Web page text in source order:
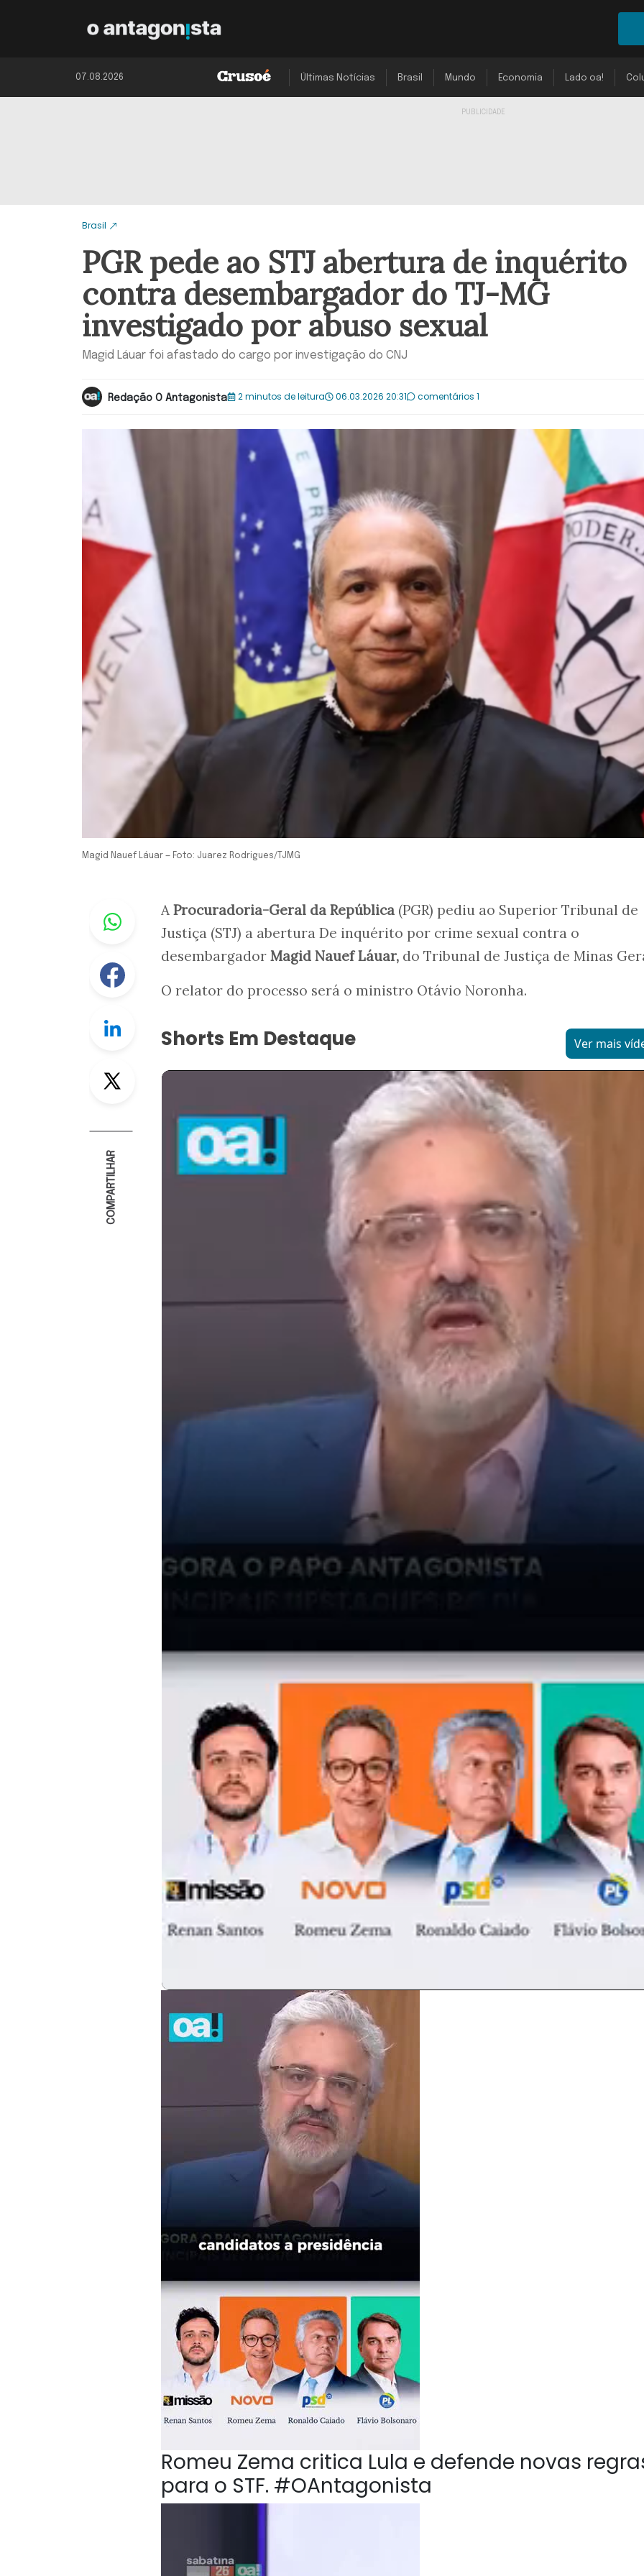
07.08.2026 Últimas Notícias Brasil Mundo Economia Lado oa!
Brasil
PGR pede ao STJ abertura de inquérito
contra desembargador do TJ-MG
investigado por abuso sexual
Magid Láuar foi afastado do cargo por investigação do CNJ
Redação O Antagonista 2 minutos de leitura 06.03.2026 20:31 comentários 1
Magid Nauef Láuar — Foto: Juarez Rodrigues/TJMG
Whastapp
Facebook
Twitter
COMPARTILHAR
A Procuradoria-Geral da República (PGR) pediu ao Superior Tribunal de
Justiça (STJ) a abertura De inquérito por crime sexual contra o
desembargador Magid Nauef Láuar, do Tribunal de Justiça de Minas
O relator do processo será o ministro Otávio Noronha.
Shorts Em Destaque Ver mais
Romeu Zema critica Lula e defende novas
para o STF. #OAntagonista